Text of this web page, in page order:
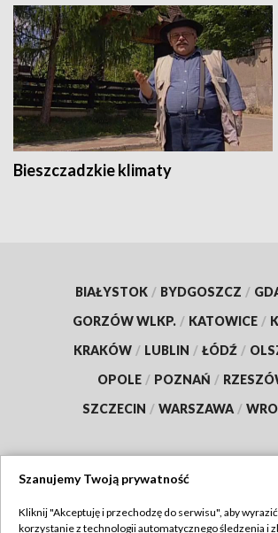
Bieszczadzkie klimaty
BIAŁYSTOK / BYDGOSZCZ /
GORZÓW WLKP. / KATOWICE /
KRAKÓW / LUBLIN / ŁÓDŹ /
OPOLE / POZNAŃ /
SZCZECIN / WARSZAWA /
Szanujemy Twoją prywatność
Kliknij "Akceptuję i przechodzę do serwisu", aby
korzystanie z technologii automatycznego śledzenia i